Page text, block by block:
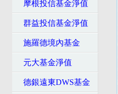
摩根投信基金淨值
群益投信基金淨值
施羅德境內基金
元大基金淨值
德銀遠東DWS基金